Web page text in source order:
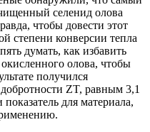
селенид олова
чтобы довести этот
степени конверсии тепла
думать, как избавить
олова, чтобы
получился
ZT, равным 3,1
для материала,